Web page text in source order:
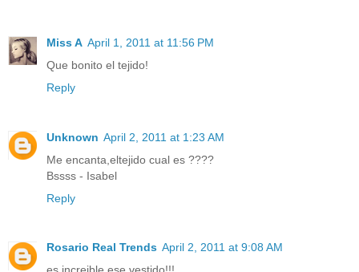
Miss A April 1, 2011 at 11:56 PM
Que bonito el tejido!
Reply
Unknown April 2, 2011 at 1:23 AM
Me encanta,eltejido cual es ????
Bssss - Isabel
Reply
Rosario Real Trends April 2, 2011 at 9:08 AM